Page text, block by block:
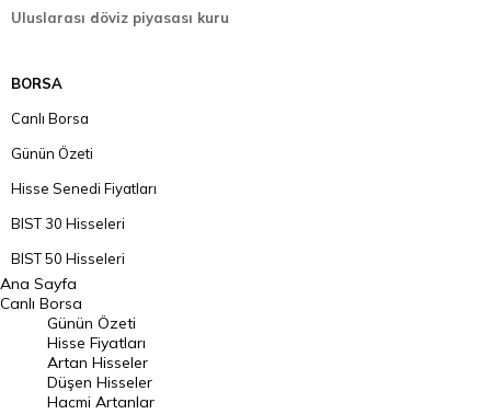
Uluslarası döviz piyasası kuru
BORSA
Canlı Borsa
Günün Özeti
Hisse Senedi Fiyatları
BIST 30 Hisseleri
BIST 50 Hisseleri
BIST 100 Hisseleri
En Çok Artan Hisseler
En Çok Düşen Hisseler
Hacmi Artanlar
Ana Sayfa
Canlı Borsa
Günün Özeti
Hisse Fiyatları
Artan Hisseler
Düşen Hisseler
Hacmi Artanlar